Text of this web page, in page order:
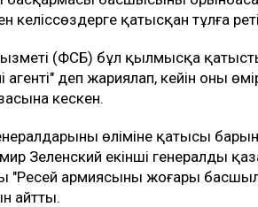
келіссөздерге қатысқан тұлға
(ФСБ) бұл қылмысқа қатысты
агенті" деп жариялап, кейін оны
кескен.
өліміне қатысы
Зеленский екінші генералдың
"Ресей армиясының жоғары
айтты.